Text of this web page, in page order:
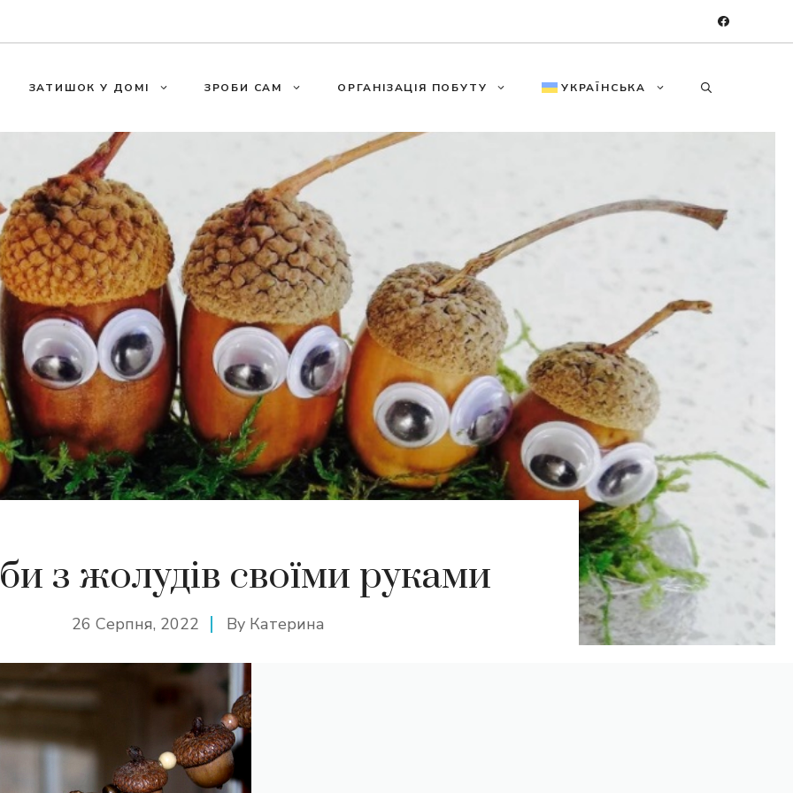
ЗАТИШОК У ДОМІ ЗРОБИ САМ ОРГАНІЗАЦІЯ ПОБУТУ УКРАЇНСЬКА
з жолудів своїми руками
26 Серпня, 2022 By Катерина